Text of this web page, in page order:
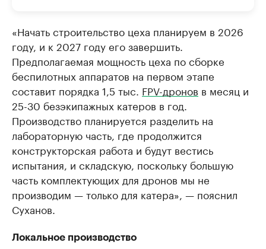
«Начать строительство цеха планируем в 2026
году, и к 2027 году его завершить.
Предполагаемая мощность цеха по сборке
беспилотных аппаратов на первом этапе
составит порядка 1,5 тыс. FPV-дронов в месяц и
25-30 безэкипажных катеров в год.
Производство планируется разделить на
лабораторную часть, где продолжится
конструкторская работа и будут вестись
испытания, и складскую, поскольку большую
часть комплектующих для дронов мы не
производим — только для катера», — пояснил
Суханов.
Локальное производство